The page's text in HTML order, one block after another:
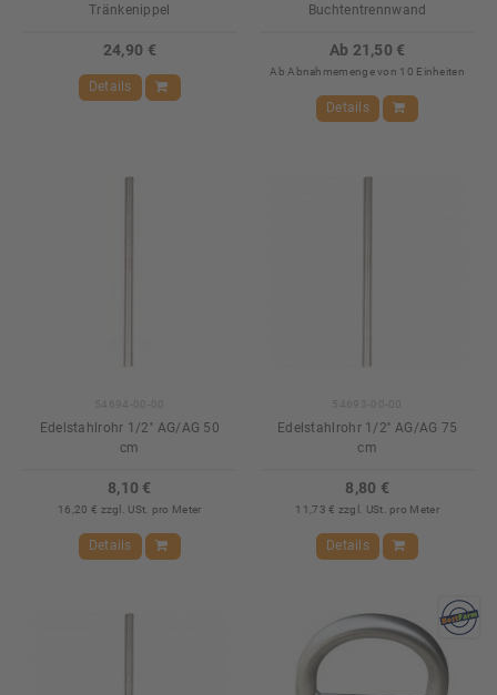
Tränkenippel
24,90 €
Details
Buchtentrennwand
Ab 21,50 €
Ab Abnahmemenge von 10 Einheiten
Details
Edelstahlrohr 1/2'' AG/AG 50
cm
8,10 €
16,20 € zzgl. USt. pro Meter
Details
Edelstahlrohr 1/2'' AG/AG 75
cm
8,80 €
11,73 € zzgl. USt. pro Meter
Details